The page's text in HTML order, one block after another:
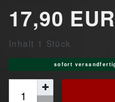
17,90 EUR
Inhalt 1 Stück
sofort